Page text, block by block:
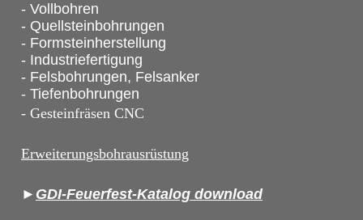
- Vollbohren
- Quellsteinbohrungen
- Formsteinherstellung
- Industriefertigung
- Felsbohrungen, Felsanker
- Tiefenbohrungen
- Gesteinfräsen CNC
Erweiterungsbohrausrüstung
► GDI-Feuerfest-Katalog download